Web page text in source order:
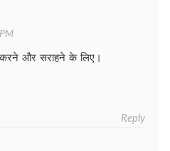
और सराहने के लिए।
Reply